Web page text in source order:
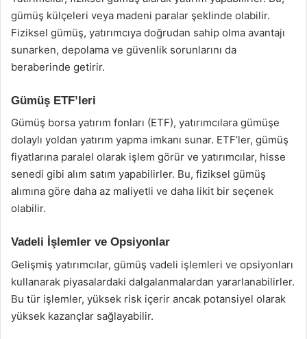
gümüş külçeleri veya madeni paralar şeklinde olabilir.
Fiziksel gümüş, yatırımcıya doğrudan sahip olma avantajı
sunarken, depolama ve güvenlik sorunlarını da
beraberinde getirir.
Gümüş ETF’leri
Gümüş borsa yatırım fonları (ETF), yatırımcılara gümüşe
dolaylı yoldan yatırım yapma imkanı sunar. ETF’ler, gümüş
fiyatlarına paralel olarak işlem görür ve yatırımcılar, hisse
senedi gibi alım satım yapabilirler. Bu, fiziksel gümüş
alımına göre daha az maliyetli ve daha likit bir seçenek
olabilir.
Vadeli İşlemler ve Opsiyonlar
Gelişmiş yatırımcılar, gümüş vadeli işlemleri ve opsiyonları
kullanarak piyasalardaki dalgalanmalardan yararlanabilirler.
Bu tür işlemler, yüksek risk içerir ancak potansiyel olarak
yüksek kazançlar sağlayabilir.